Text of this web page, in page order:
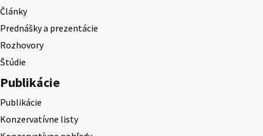
Články
Prednášky a prezentácie
Rozhovory
Štúdie
Publikácie
Publikácie
Konzervatívne listy